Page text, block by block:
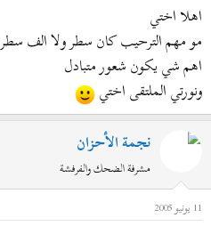
اهلا اختي
مو مهم الترحيب كان سطر ولا الف سطر
اهم شي يكون شعور متبادل
ونورتي الملتقى اختي
نجمة الأحزان
مشرفة الضحك والفرفشة
11 يونيو 2005